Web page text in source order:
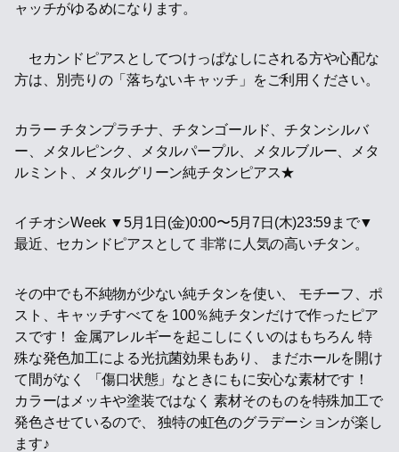
ャッチがゆるめになります。
セカンドピアスとしてつけっぱなしにされる方や心配な
方は、別売りの「落ちないキャッチ」をご利用ください。
カラー チタンプラチナ、チタンゴールド、チタンシルバ
ー、メタルピンク、メタルパープル、メタルブルー、メタ
ルミント、メタルグリーン純チタンピアス★
イチオシWeek ▼5月1日(金)0:00〜5月7日(木)23:59まで▼
最近、セカンドピアスとして 非常に人気の高いチタン。
その中でも不純物が少ない純チタンを使い、 モチーフ、ポ
スト、キャッチすべてを 100％純チタンだけで作ったピア
スです！ 金属アレルギーを起こしにくいのはもちろん 特
殊な発色加工による光抗菌効果もあり、 まだホールを開け
て間がなく 「傷口状態」なときにもに安心な素材です！
カラーはメッキや塗装ではなく 素材そのものを特殊加工で
発色させているので、 独特の虹色のグラデーションが楽し
ます♪